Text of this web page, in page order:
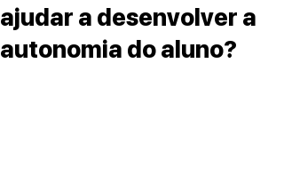
ajudar a desenvolver a
autonomia do aluno?